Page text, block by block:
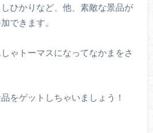
ひかりなど、他、素敵な景品が
できます。
ゃトーマスになってなかまをさ
をゲットしちゃいましょう！